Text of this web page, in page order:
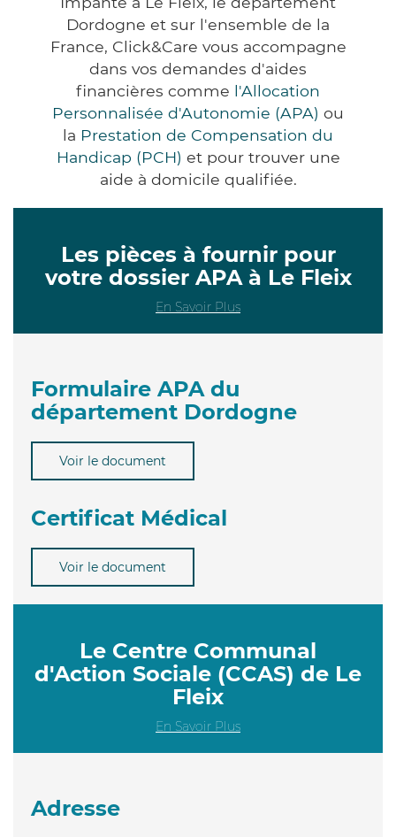
Dordogne et sur l'ensemble de la
France, Click&Care vous accompagne
dans vos demandes d'aides
financières comme l'Allocation
Personnalisée d'Autonomie (APA) ou
la Prestation de Compensation du
Handicap (PCH) et pour trouver une
aide à domicile qualifiée.
Les pièces à fournir pour
votre dossier APA à Le Fleix
En Savoir Plus
Formulaire APA du
département Dordogne
Voir le document
Certificat Médical
Voir le document
Le Centre Communal
d'Action Sociale (CCAS) de Le
Fleix
En Savoir Plus
Adresse